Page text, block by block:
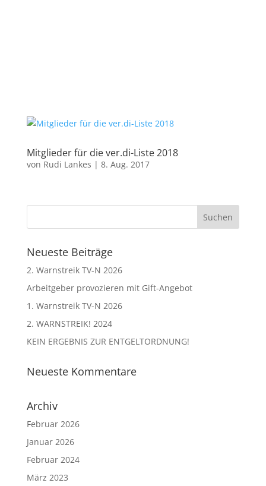
Mitglieder für die ver.di-Liste 2018
von Rudi Lankes | 8. Aug. 2017
Neueste Beiträge
2. Warnstreik TV-N 2026
Arbeitgeber provozieren mit Gift-Angebot
1. Warnstreik TV-N 2026
2. WARNSTREIK! 2024
KEIN ERGEBNIS ZUR ENTGELTORDNUNG!
Neueste Kommentare
Archiv
Februar 2026
Januar 2026
Februar 2024
März 2023